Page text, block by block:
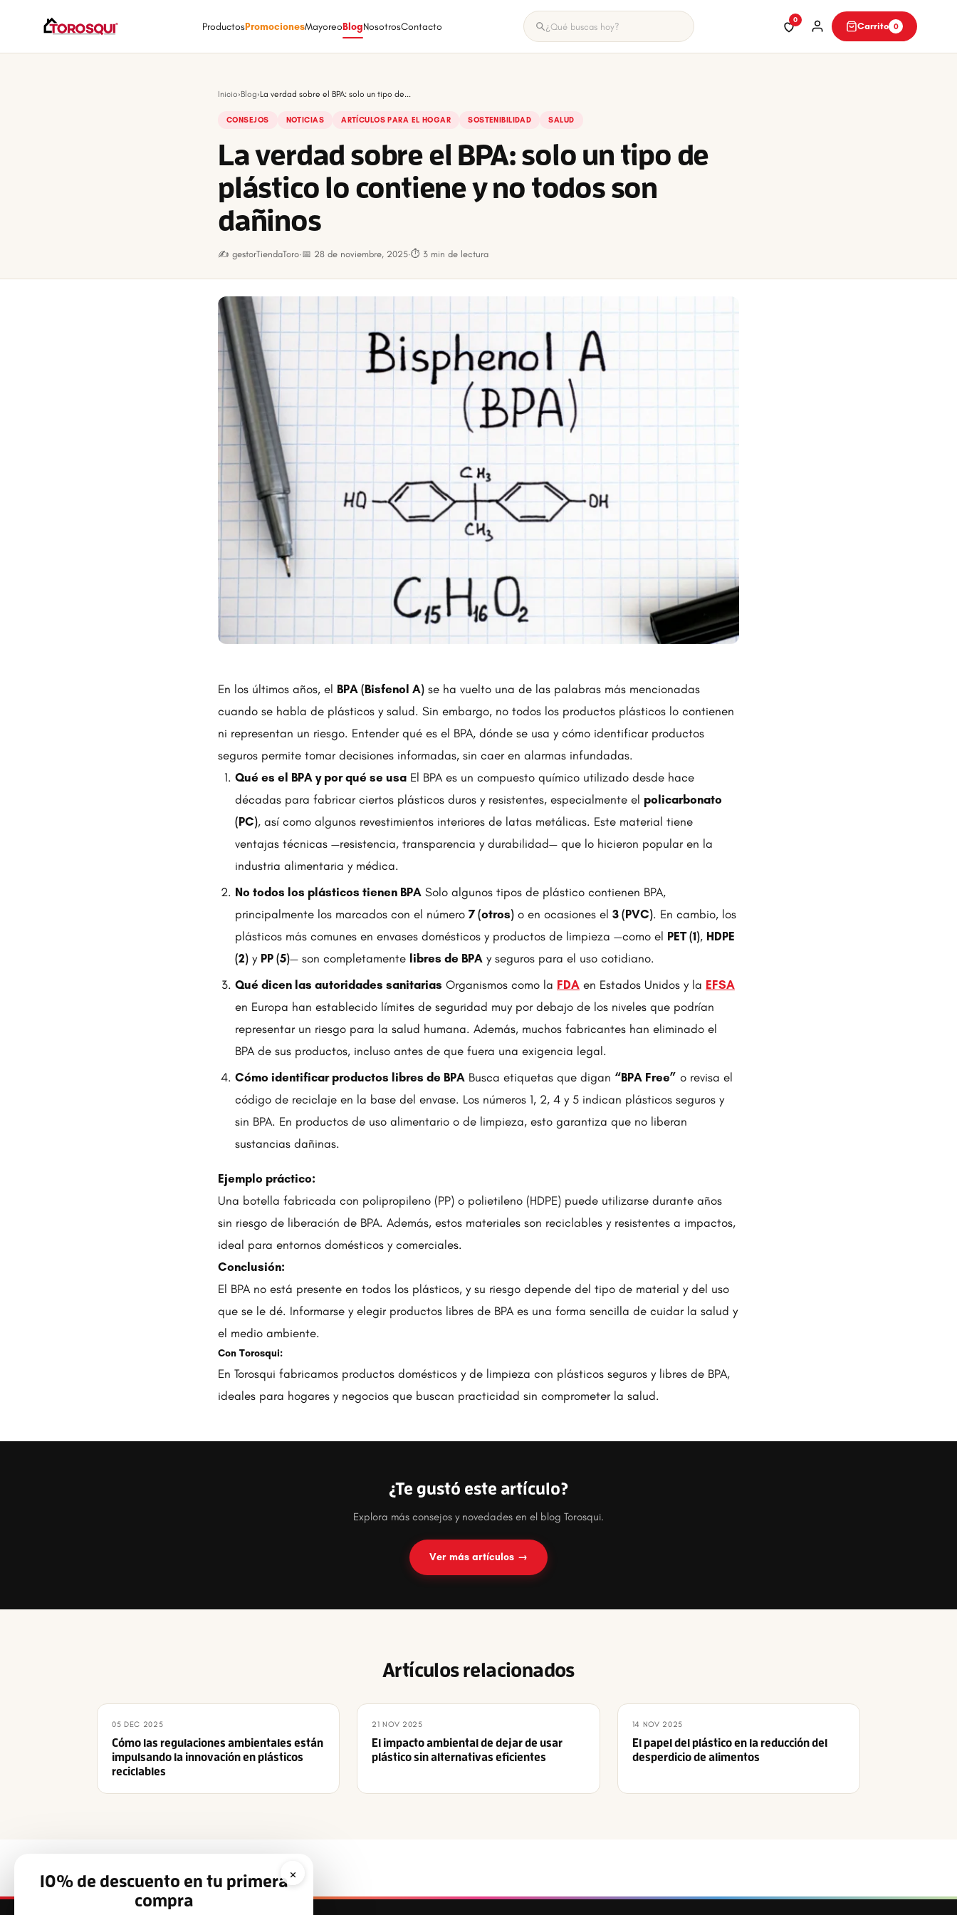
ProductosPromocionesMayoreoBlogNosotrosContacto
0
Carrito 0
Inicio›Blog›La verdad sobre el BPA: solo un tipo de...
CONSEJOS NOTICIAS ARTÍCULOS PARA EL HOGAR SOSTENIBILIDAD SALUD
La verdad sobre el BPA: solo un tipo de
plástico lo contiene y no todos son
dañinos
✍️ gestorTiendaToro·📅 28 de noviembre, 2025·⏱ 3 min de lectura
En los últimos años, el BPA (Bisfenol A) se ha vuelto una de las palabras más mencionadas
cuando se habla de plásticos y salud. Sin embargo, no todos los productos plásticos lo contienen
ni representan un riesgo. Entender qué es el BPA, dónde se usa y cómo identificar productos
seguros permite tomar decisiones informadas, sin caer en alarmas infundadas.
Qué es el BPA y por qué se usa El BPA es un compuesto químico utilizado desde hace
décadas para fabricar ciertos plásticos duros y resistentes, especialmente el policarbonato
(PC), así como algunos revestimientos interiores de latas metálicas. Este material tiene
ventajas técnicas —resistencia, transparencia y durabilidad— que lo hicieron popular en la
industria alimentaria y médica.
No todos los plásticos tienen BPA Solo algunos tipos de plástico contienen BPA,
principalmente los marcados con el número 7 (otros) o en ocasiones el 3 (PVC). En cambio, los
plásticos más comunes en envases domésticos y productos de limpieza —como el PET (1), HDPE
(2) y PP (5)— son completamente libres de BPA y seguros para el uso cotidiano.
Qué dicen las autoridades sanitarias Organismos como la FDA en Estados Unidos y la EFSA
en Europa han establecido límites de seguridad muy por debajo de los niveles que podrían
representar un riesgo para la salud humana. Además, muchos fabricantes han eliminado el
BPA de sus productos, incluso antes de que fuera una exigencia legal.
Cómo identificar productos libres de BPA Busca etiquetas que digan “BPA Free” o revisa el
código de reciclaje en la base del envase. Los números 1, 2, 4 y 5 indican plásticos seguros y
sin BPA. En productos de uso alimentario o de limpieza, esto garantiza que no liberan
sustancias dañinas.
Ejemplo práctico:
Una botella fabricada con polipropileno (PP) o polietileno (HDPE) puede utilizarse durante años
sin riesgo de liberación de BPA. Además, estos materiales son reciclables y resistentes a impactos,
ideal para entornos domésticos y comerciales.
Conclusión:
El BPA no está presente en todos los plásticos, y su riesgo depende del tipo de material y del uso
que se le dé. Informarse y elegir productos libres de BPA es una forma sencilla de cuidar la salud y
el medio ambiente.
Con Torosqui:
En Torosqui fabricamos productos domésticos y de limpieza con plásticos seguros y libres de BPA,
ideales para hogares y negocios que buscan practicidad sin comprometer la salud.
¿Te gustó este artículo?
Explora más consejos y novedades en el blog Torosqui.
Ver más artículos →
Artículos relacionados
05 DEC 2025
Cómo las regulaciones ambientales están
impulsando la innovación en plásticos
reciclables
21 NOV 2025
El impacto ambiental de dejar de usar
plástico sin alternativas eficientes
14 NOV 2025
El papel del plástico en la reducción del
desperdicio de alimentos
×
10% de descuento en tu primera
compra